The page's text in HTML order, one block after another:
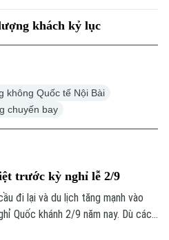
khách kỷ lục
không Quốc tế Nội Bài
chuyến bay
trước kỳ nghỉ lễ 2/9
đi lại và du lịch tăng mạnh vào
Quốc khánh 2/9 năm nay. Dù các